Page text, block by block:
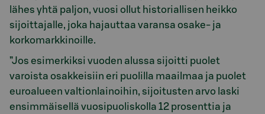
lähes yhtä paljon, vuosi ollut historiallisen heikko
sijoittajalle, joka hajauttaa varansa osake- ja
korkomarkkinoille.
”Jos esimerkiksi vuoden alussa sijoitti puolet
varoista osakkeisiin eri puolilla maailmaa ja puolet
euroalueen valtionlainoihin, sijoitusten arvo laski
ensimmäisellä vuosipuoliskolla 12 prosenttia ja